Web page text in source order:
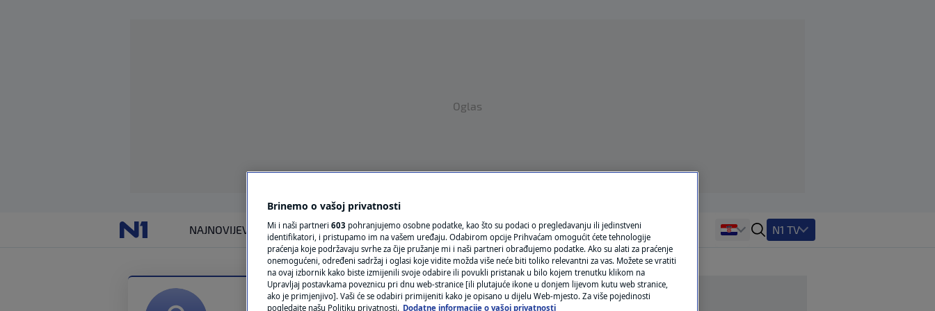
Oglas
NAJNOVIJEVIJESTI SVIJET
VRIJEME
N1 TEME
REGIJA
N1 TV
Brinemo o vašoj privatnosti
Mi i naši partneri 603 pohranjujemo osobne podatke, kao što su podaci o pregledavanju ili jedinstveni
identifikatori, i pristupamo im na vašem uređaju. Odabirom opcije Prihvaćam omogućit ćete tehnologije
praćenja koje podržavaju svrhe za čije pružanje mi i naši partneri obrađujemo podatke. Ako su alati za praćenje
onemogućeni, određeni sadržaj i oglasi koje vidite možda više neće biti toliko relevantni za vas. Možete se vratiti
na ovaj izbornik kako biste izmijenili svoje odabire ili povukli pristanak u bilo kojem trenutku klikom na
Upravljaj postavkama poveznicu pri dnu web-stranice [ili plutajuće ikone u donjem lijevom kutu web stranice,
ako je primjenjivo]. Vaši će se odabiri primijeniti kako je opisano u dijelu Web-mjesto. Za više pojedinosti
pogledajte našu Politiku privatnosti. Dodatne informacije o vašoj privatnosti